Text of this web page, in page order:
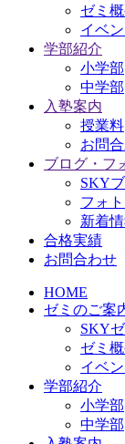
ゼミ
イベン
学部紹介
小学部
中学部
入塾案内
授業料
お問
ブログ・フ
SKY
フォ
新着
合格実績
お問合わせ
HOME
ゼミのご案
SKY
ゼミ
イベン
学部紹介
小学部
中学部